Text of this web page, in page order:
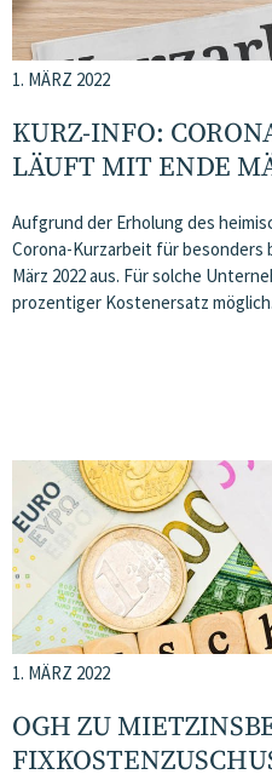
1. MÄRZ 2022
KURZ-INFO:
LÄUFT MIT ENDE
Aufgrund der Erholung des
Corona-Kurzarbeit für
März 2022 aus. Für solche
prozentiger Kostenersatz
1. MÄRZ 2022
OGH ZU